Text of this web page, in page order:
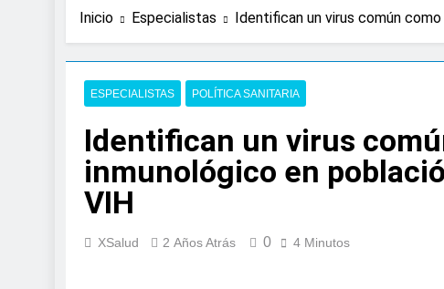
1 Día Atrás
La presencia de una
colorrectal
ISDIN promueve la
Minions
1 Semana Atrás
La fisioterapia
1 Semana Atrás
Aprobado el
2 Semanas Atrás
El Gobierno aprueba
Inicio Especialistas Identifican un virus común
ESPECIALISTAS POLÍTICA SANITARIA
Identifican un virus
inmunológico en
VIH
XSalud 2 Años Atrás 0 4 Minutos